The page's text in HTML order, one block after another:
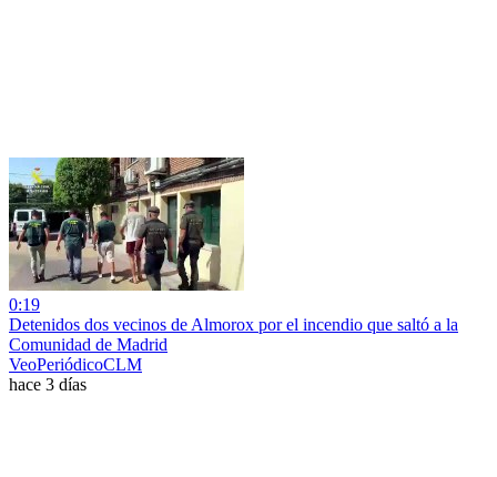
0:19
Detenidos dos vecinos de Almorox por el incendio que saltó a la
Comunidad de Madrid
VeoPeriódicoCLM
hace 3 días